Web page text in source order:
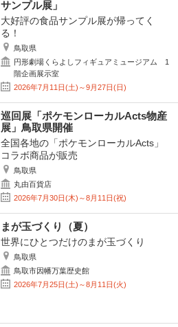
サンプル展」
大好評の食品サンプル展が帰ってく
る！
鳥取県
円形劇場くらよしフィギュアミュージアム 1
階企画展示室
2026年7月11日(土)～9月27日(日)
巡回展「ポケモンローカルActs物産
展」鳥取県開催
全国各地の「ポケモンローカルActs」
コラボ商品が販売
鳥取県
丸由百貨店
2026年7月30日(木)～8月11日(祝)
まが玉づくり（夏）
世界にひとつだけのまが玉づくり
鳥取県
鳥取市因幡万葉歴史館
2026年7月25日(土)～8月11日(火)